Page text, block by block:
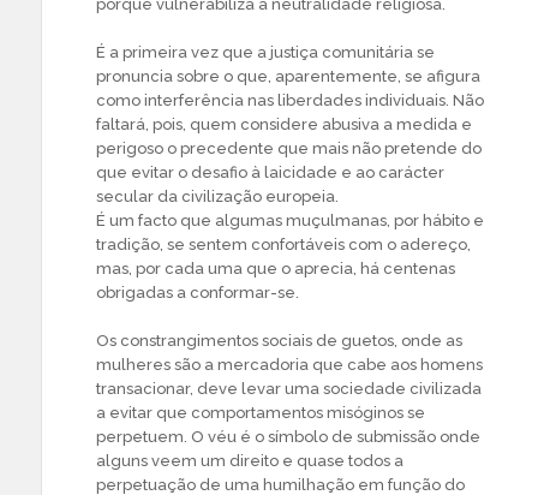
porque vulnerabiliza a neutralidade religiosa.
É a primeira vez que a justiça comunitária se
pronuncia sobre o que, aparentemente, se afigura
como interferência nas liberdades individuais. Não
faltará, pois, quem considere abusiva a medida e
perigoso o precedente que mais não pretende do
que evitar o desafio à laicidade e ao carácter
secular da civilização europeia.
É um facto que algumas muçulmanas, por hábito e
tradição, se sentem confortáveis com o adereço,
mas, por cada uma que o aprecia, há centenas
obrigadas a conformar-se.
Os constrangimentos sociais de guetos, onde as
mulheres são a mercadoria que cabe aos homens
transacionar, deve levar uma sociedade civilizada
a evitar que comportamentos misóginos se
perpetuem. O véu é o símbolo de submissão onde
alguns veem um direito e quase todos a
perpetuação de uma humilhação em função do